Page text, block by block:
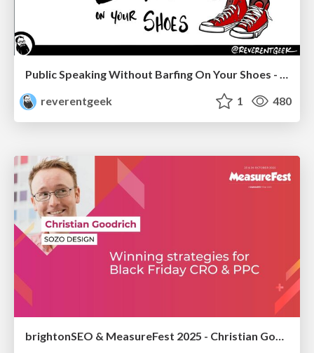
Public Speaking Without Barfing On Your Shoes - THAT 2023
reverentgeek
1 480